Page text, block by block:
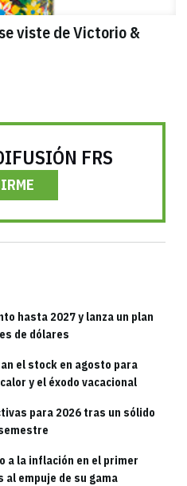
viste de Victorio &
FRS
hasta 2027 y lanza un plan
de dólares
el stock en agosto para
y el éxodo vacacional
para 2026 tras un sólido
a la inflación en el primer
empuje de su gama